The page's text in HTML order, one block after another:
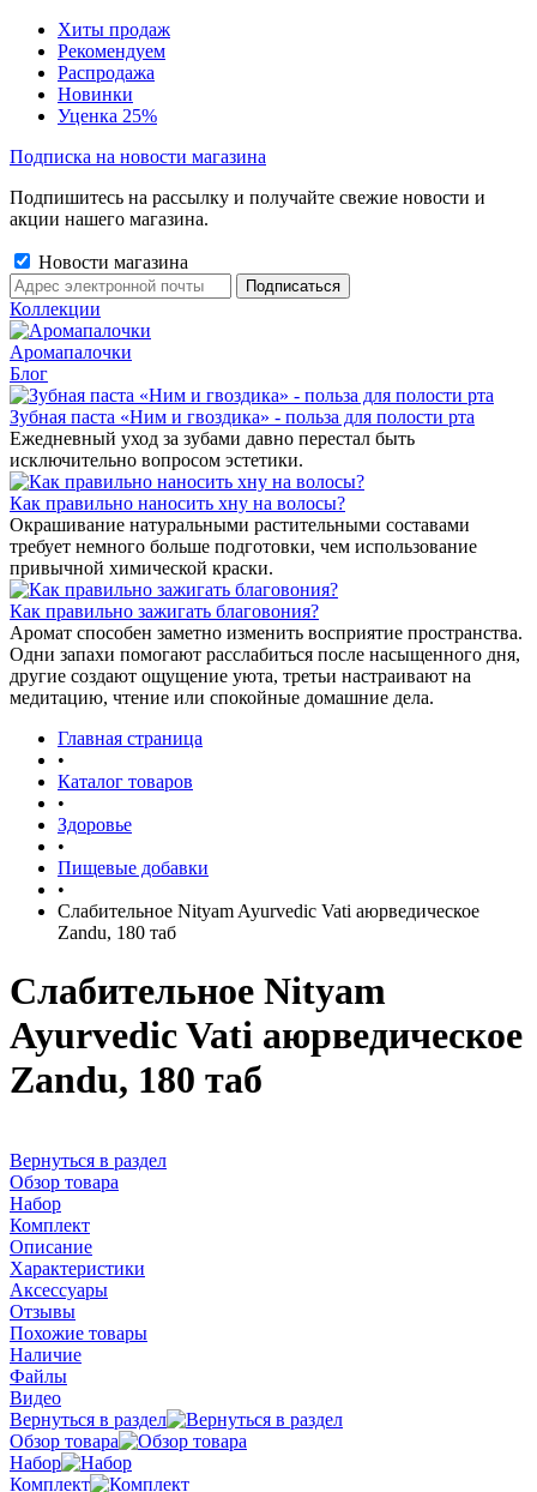
Хиты продаж
Рекомендуем
Распродажа
Новинки
Уценка 25%
Подписка на новости магазина
Подпишитесь на рассылку и получайте свежие новости и
акции нашего магазина.
Новости магазина
Коллекции
Аромапалочки
Блог
Зубная паста «Ним и гвоздика» - польза для полости рта
Ежедневный уход за зубами давно перестал быть
исключительно вопросом эстетики.
Как правильно наносить хну на волосы?
Окрашивание натуральными растительными составами
требует немного больше подготовки, чем использование
привычной химической краски.
Как правильно зажигать благовония?
Аромат способен заметно изменить восприятие пространства.
Одни запахи помогают расслабиться после насыщенного дня,
другие создают ощущение уюта, третьи настраивают на
медитацию, чтение или спокойные домашние дела.
Главная страница
•
Каталог товаров
•
Здоровье
•
Пищевые добавки
•
Слабительное Nityam Ayurvedic Vati аюрведическое
Zandu, 180 таб
Слабительное Nityam
Ayurvedic Vati аюрведическое
Zandu, 180 таб
Вернуться в раздел
Обзор товара
Набор
Комплект
Описание
Характеристики
Аксессуары
Отзывы
Похожие товары
Наличие
Файлы
Видео
Вернуться в раздел
Обзор товара
Набор
Комплект